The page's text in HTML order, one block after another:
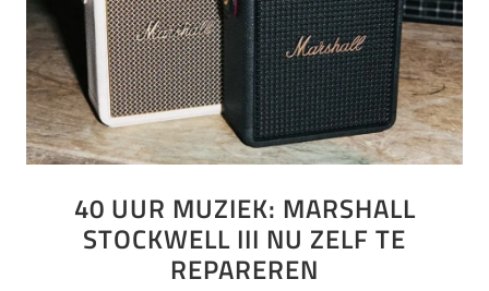
40 UUR MUZIEK: MARSHALL
STOCKWELL III NU ZELF TE
REPAREREN